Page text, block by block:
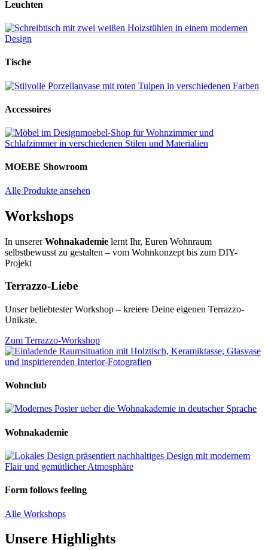
Leuchten
Tische
Accessoires
MOEBE Showroom
Alle Produkte ansehen
Workshops
In unsererWohnakademie lernt Ihr, Euren Wohnraum
selbstbewusst zu gestalten – vom Wohnkonzept bis zum DIY-
Projekt
Terrazzo-Liebe
Unser beliebtester Workshop – kreiere Deine eigenen Terrazzo-
Unikate.
Zum Terrazzo-Workshop
Wohnclub
Wohnakademie
Form follows feeling
Alle Workshops
Unsere Highlights